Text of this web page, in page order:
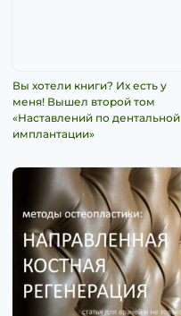
Вы хотели книги? Их есть у
меня! Вышел второй том
«Наставлений по дентальной
имплантации»